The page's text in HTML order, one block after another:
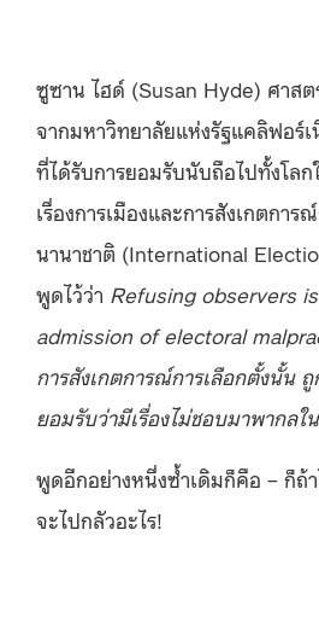
ซูซาน ไฮด์ (Susan Hyde) ศาสต
จากมหาวิทยาลัยแห่งรัฐแคลิฟอร์
ที่ได้รับการยอมรับนับถือไปทั้งโลก
เรื่องการเมืองและการสังเกตการ
นานาชาติ (International
พูดไว้ว่า Refusing observers
admission of electoral
การสังเกตการณ์การเลือกตั้งนั้น
ยอมรับว่ามีเรื่องไม่ชอบมาพากลใ
พูดอีกอย่างหนึ่งซ้ำเดิมก็คือ – ก็ถ้
จะไปกลัวอะไร!